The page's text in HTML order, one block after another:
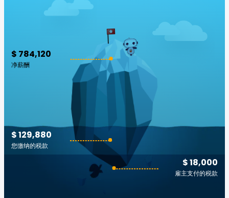
$ 784,120
净薪酬
$ 18,000
雇主支付的税款
$ 129,880
您缴纳的税款